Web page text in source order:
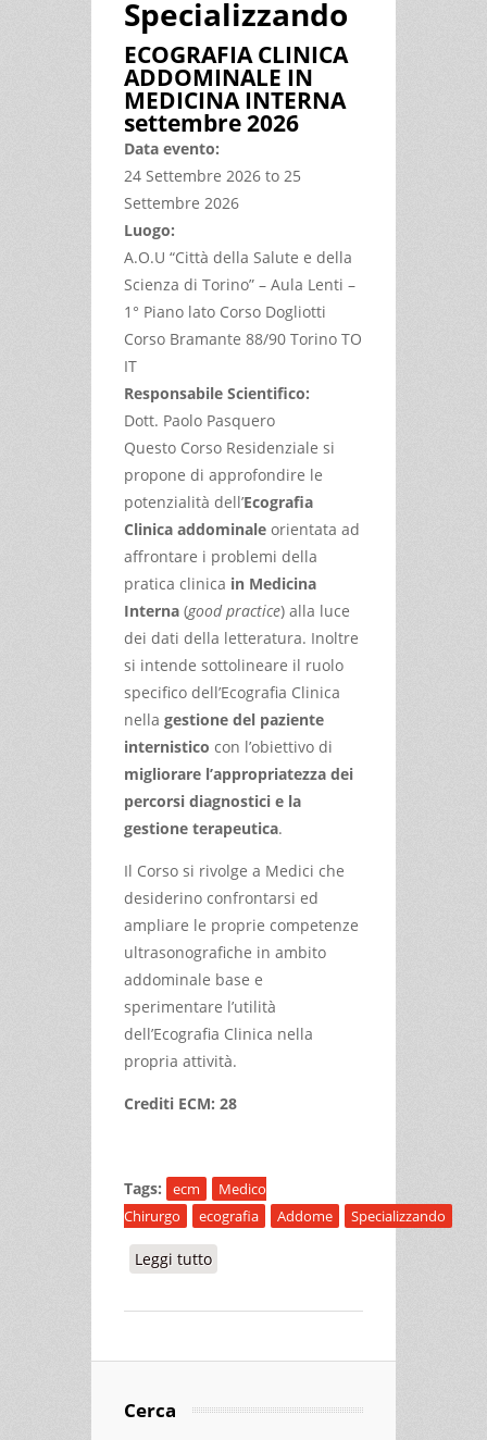
Specializzando
ECOGRAFIA CLINICA
ADDOMINALE IN
MEDICINA INTERNA
settembre 2026
Data evento:
24 Settembre 2026 to 25
Settembre 2026
Luogo:
A.O.U “Città della Salute e della
Scienza di Torino” – Aula Lenti –
1° Piano lato Corso Dogliotti
Corso Bramante 88/90 Torino TO
IT
Responsabile Scientifico:
Dott. Paolo Pasquero
Questo Corso Residenziale si
propone di approfondire le
potenzialità dell’Ecografia
Clinica addominale orientata ad
affrontare i problemi della
pratica clinica in Medicina
Interna (good practice) alla luce
dei dati della letteratura. Inoltre
si intende sottolineare il ruolo
specifico dell’Ecografia Clinica
nella gestione del paziente
internistico con l’obiettivo di
migliorare l’appropriatezza dei
percorsi diagnostici e la
gestione terapeutica.
Il Corso si rivolge a Medici che
desiderino confrontarsi ed
ampliare le proprie competenze
ultrasonografiche in ambito
addominale base e
sperimentare l’utilità
dell’Ecografia Clinica nella
propria attività.
Crediti ECM: 28
Tags: ecm
Medico
Chirurgo
ecografia Addome Specializzando
Leggi tutto
2026
Cerca